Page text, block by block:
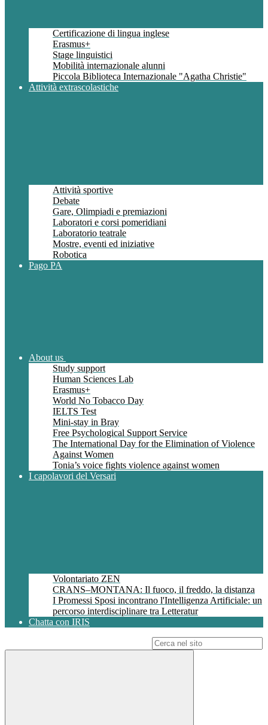
Certificazione di lingua inglese
Erasmus+
Stage linguistici
Mobilità internazionale alunni
Piccola Biblioteca Internazionale "Agatha Christie"
Attività extrascolastiche
Attività sportive
Debate
Gare, Olimpiadi e premiazioni
Laboratori e corsi pomeridiani
Laboratorio teatrale
Mostre, eventi ed iniziative
Robotica
Pago PA
About us
Study support
Human Sciences Lab
Erasmus+
World No Tobacco Day
IELTS Test
Mini-stay in Bray
Free Psychological Support Service
The International Day for the Elimination of Violence
Against Women
Tonia’s voice fights violence against women
I capolavori del Versari
Volontariato ZEN
CRANS–MONTANA: Il fuoco, il freddo, la distanza
I Promessi Sposi incontrano l'Intelligenza Artificiale: un
percorso interdisciplinare tra Letteratur
Chatta con IRIS